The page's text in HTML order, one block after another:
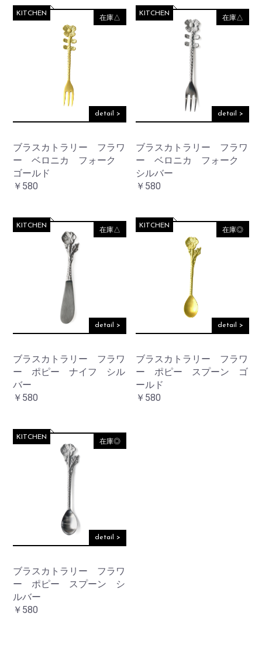
在庫△
detail >
ブラスカトラリー フラワ
ー ベロニカ フォーク
ゴールド
KITCHEN
￥580
在庫△
detail >
ブラスカトラリー フラワ
ー ベロニカ フォーク
シルバー
KITCHEN
￥580
在庫△
detail >
ブラスカトラリー フラワ
ー ポピー ナイフ シル
バー
KITCHEN
￥580
在庫◎
detail >
ブラスカトラリー フラワ
ー ポピー スプーン ゴ
ールド
KITCHEN
￥580
在庫◎
detail >
ブラスカトラリー フラワ
ー ポピー スプーン シ
ルバー
KITCHEN
￥580
カートへ進む